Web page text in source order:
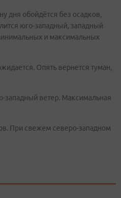
дня обойдётся без осадков,
юго-западный, западный
и максимальных
Опять вернется туман,
западный ветер. Максимальная
При свежем северо-западном